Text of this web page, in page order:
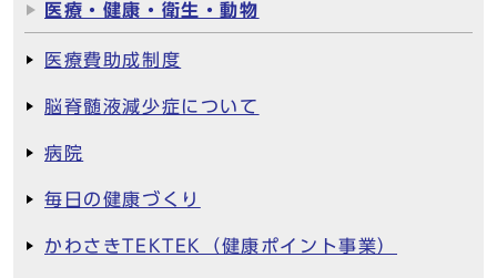
医療・健康・衛生・動物
医療費助成制度
脳脊髄液減少症について
病院
毎日の健康づくり
かわさきTEKTEK（健康ポイント事業）